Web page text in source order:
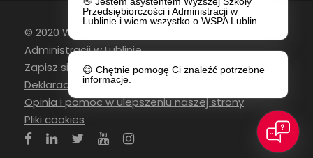
© 2020 Wyższa Szkoła Przedsiębiorczości i
Administracji w Lublinie
Zapisz się do newslettera
Deklaracja Dostępności
Opinia i pomoc w ulepszeniu naszej strony
Pliki cookies
Przedsiębiorczości i Administracji w
Lublinie i wiem wszystko o WSPA Lublin.
😊 Chętnie pomogę Ci znaleźć potrzebne
informacje.